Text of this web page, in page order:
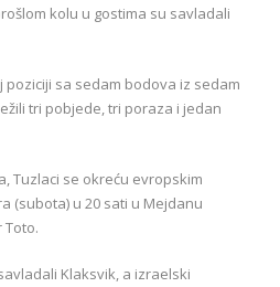
kolu u gostima su savladali
sa sedam bodova iz sedam
tri pobjede, tri poraza i jedan
Tuzlaci se okreću evropskim
(subota) u 20 sati u Mejdanu
Klaksvik, a izraelski